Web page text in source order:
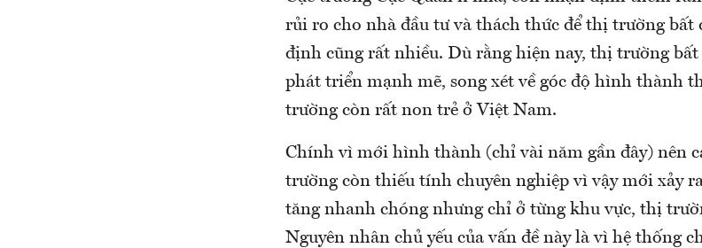
rủi ro cho nhà đầu tư và thách thức để thị trường bất
định cũng rất nhiều. Dù rằng hiện nay, thị trường
phát triển mạnh mẽ, song xét về góc độ hình thành
trường còn rất non trẻ ở Việt Nam.
Chính vì mới hình thành (chỉ vài năm gần đây) nên
trường còn thiếu tính chuyên nghiệp vì vậy mới xảy
tăng nhanh chóng nhưng chỉ ở từng khu vực, thị
Nguyên nhân chủ yếu của vấn đề này là vì hệ thống